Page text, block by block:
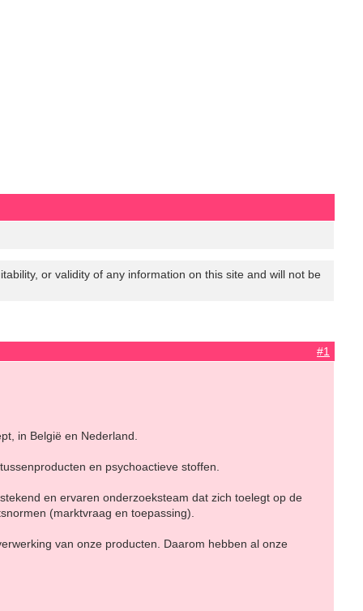
or validity of any information on this site and will not be
#1
in België en Nederland.
en psychoactieve stoffen.
en ervaren onderzoeksteam dat zich toelegt op de
(marktvraag en toepassing).
van onze producten. Daarom hebben al onze